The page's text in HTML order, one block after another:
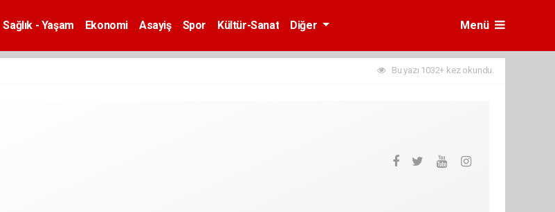
Sağlık - Yaşam Ekonomi Asayiş Spor Kültür-Sanat Diğer Menü
Bu yazı 1032+ kez okundu.